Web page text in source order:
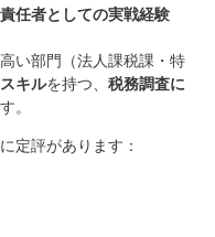
任者としての実戦経験
い部門（法人課税課・特
キルを持つ、 税務調査に
。
定評があります：